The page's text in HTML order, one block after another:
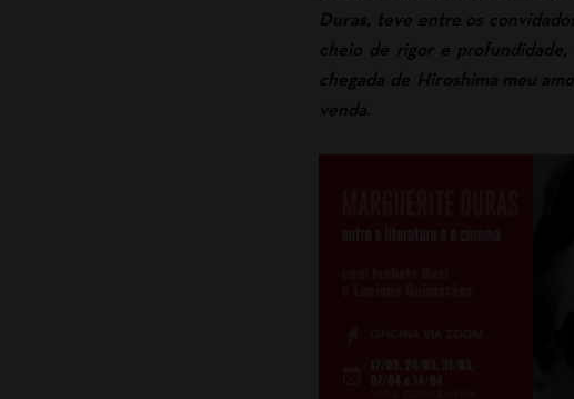
, teve entre os
cheio de rigor e profundidade,
chegada de
venda.